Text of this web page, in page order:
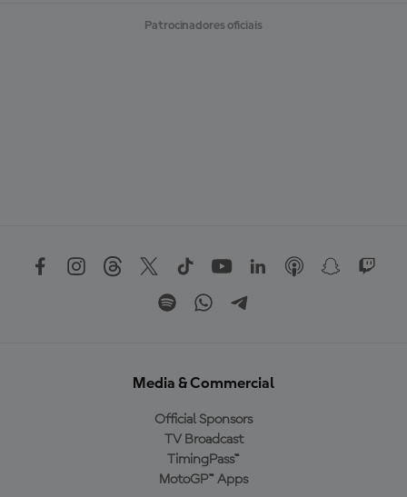
Patrocinadores oficiais
Media & Commercial
Official Sponsors
TV Broadcast
TimingPass™
MotoGP™ Apps